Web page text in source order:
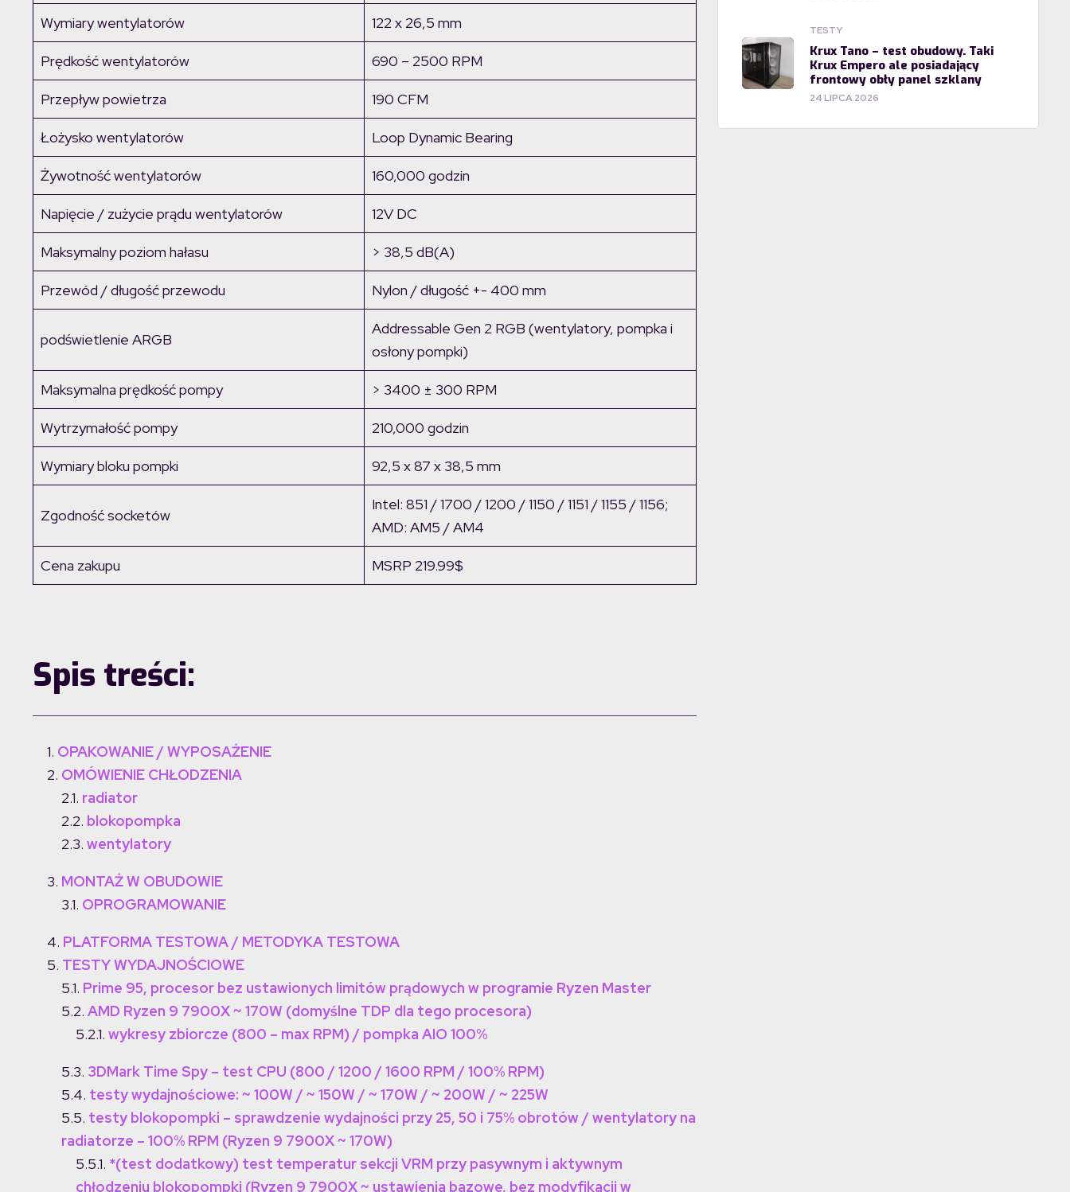
Wymiary wentylatorów 122 x 26,5 mm
Prędkość wentylatorów 690 – 2500 RPM
Przepływ powietrza 190 CFM
Łożysko wentylatorów Loop Dynamic Bearing
Żywotność wentylatorów 160,000 godzin
Napięcie / zużycie prądu wentylatorów 12V DC
Maksymalny poziom hałasu > 38,5 dB(A)
Przewód / długość przewodu Nylon / długość +- 400 mm
podświetlenie ARGB
Addressable Gen 2 RGB (wentylatory, pompka i
osłony pompki)
Maksymalna prędkość pompy > 3400 ± 300 RPM
Wytrzymałość pompy 210,000 godzin
Wymiary bloku pompki 92,5 x 87 x 38,5 mm
Zgodność socketów
Intel: 851 / 1700 / 1200 / 1150 / 1151 / 1155 / 1156;
AMD: AM5 / AM4
Cena zakupu MSRP 219.99$
Spis treści:
OPAKOWANIE / WYPOSAŻENIE
OMÓWIENIE CHŁODZENIA
radiator
blokopompka
wentylatory
MONTAŻ W OBUDOWIE
OPROGRAMOWANIE
PLATFORMA TESTOWA / METODYKA TESTOWA
TESTY WYDAJNOŚCIOWE
Prime 95, procesor bez ustawionych limitów prądowych w programie Ryzen Master
AMD Ryzen 9 7900X ~ 170W (domyślne TDP dla tego procesora)
wykresy zbiorcze (800 – max RPM) / pompka AIO 100%
3DMark Time Spy – test CPU (800 / 1200 / 1600 RPM / 100% RPM)
testy wydajnościowe: ~ 100W / ~ 150W / ~ 170W / ~ 200W / ~ 225W
testy blokopompki – sprawdzenie wydajności przy 25, 50 i 75% obrotów / wentylatory na
radiatorze – 100% RPM (Ryzen 9 7900X ~ 170W)
*(test dodatkowy) test temperatur sekcji VRM przy pasywnym i aktywnym
chłodzeniu blokopompki (Ryzen 9 7900X ~ ustawienia bazowe, bez modyfikacji w
TESTY
Krux Tano – test obudowy. Taki
Krux Empero ale posiadający
frontowy obły panel szklany
24 LIPCA 2026